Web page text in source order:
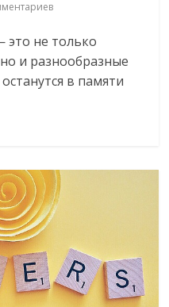
не только
и разнообразные
в памяти